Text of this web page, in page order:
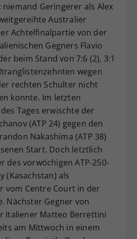
Geringerer als Alex
Australier
Achtelfinalpartie von der
Gegners Flavio
beim Stand von 7:6 (2), 3:1
wegen
rechten Schulter nicht
konnte. Im letzten
Tages erwischte der
(ATP 24) gegen den
Nakashima (ATP 38)
Start. Doch letztlich
des vorwöchigen ATP-250-
(Kasachstan) als
vom Centre Court in der
Nächster Gegner von
Italiener Matteo Berrettini
am Mittwoch in einem